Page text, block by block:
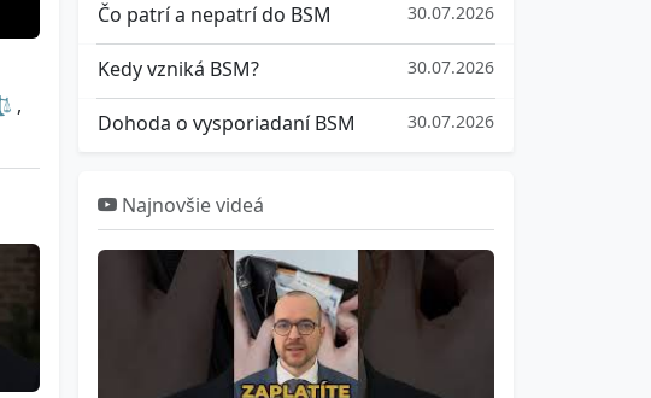
,
Čo patrí a nepatrí do BSM 30.07.2026
Kedy vzniká BSM? 30.07.2026
Dohoda o vysporiadaní BSM 30.07.2026
Najnovšie videá